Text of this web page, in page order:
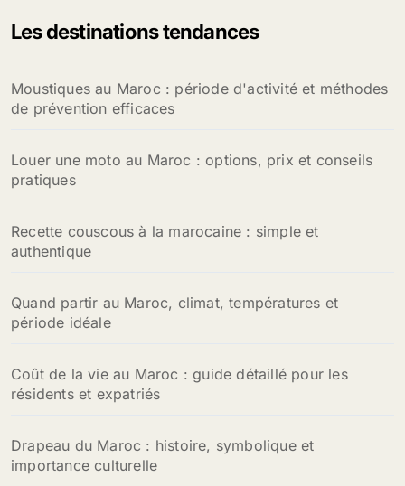
Les destinations tendances
Moustiques au Maroc : période d'activité et méthodes
de prévention efficaces
Louer une moto au Maroc : options, prix et conseils
pratiques
Recette couscous à la marocaine : simple et
authentique
Quand partir au Maroc, climat, températures et
période idéale
Coût de la vie au Maroc : guide détaillé pour les
résidents et expatriés
Drapeau du Maroc : histoire, symbolique et
importance culturelle